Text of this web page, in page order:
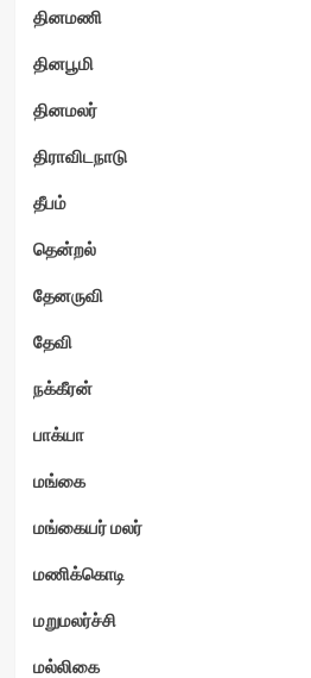
தினமணி
தினபூமி
தினமலர்
திராவிடநாடு
தீபம்
தென்றல்
தேனருவி
தேவி
நக்கீரன்
பாக்யா
மங்கை
மங்கையர் மலர்
மணிக்கொடி
மறுமலர்ச்சி
மல்லிகை